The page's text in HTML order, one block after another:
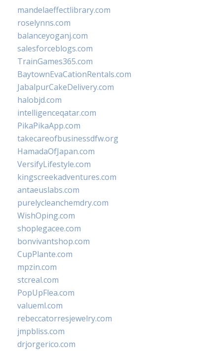
mandelaeffectlibrary.com
roselynns.com
balanceyoganj.com
salesforceblogs.com
TrainGames365.com
BaytownEvaCationRentals.com
JabalpurCakeDelivery.com
halobjd.com
intelligenceqatar.com
PikaPikaApp.com
takecareofbusinessdfw.org
HamadaOfJapan.com
VersifyLifestyle.com
kingscreekadventures.com
antaeuslabs.com
purelycleanchemdry.com
WishOping.com
shoplegacee.com
bonvivantshop.com
CupPlante.com
mpzin.com
stcreal.com
PopUpFlea.com
valueml.com
rebeccatorresjewelry.com
jmpbliss.com
drjorgerico.com